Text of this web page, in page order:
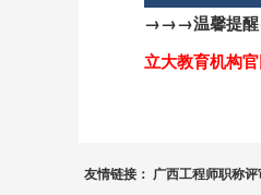
→→→温馨提
立大教育机构
友情链接： 广西工程师职称